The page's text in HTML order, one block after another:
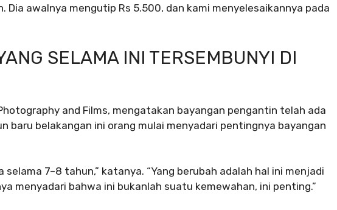
awalnya mengutip Rs 5.500, dan kami menyelesaikannya pada
SELAMA INI TERSEMBUNYI DI
and Films, mengatakan bayangan pengantin telah ada
baru belakangan ini orang mulai menyadari pentingnya bayangan
7–8 tahun,” katanya. “Yang berubah adalah hal ini menjadi
menyadari bahwa ini bukanlah suatu kemewahan, ini penting.”